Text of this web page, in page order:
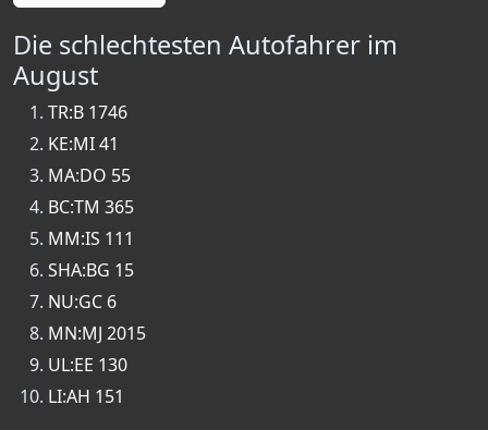
Die schlechtesten Autofahrer im
August
TR:B 1746
KE:MI 41
MA:DO 55
BC:TM 365
MM:IS 111
SHA:BG 15
NU:GC 6
MN:MJ 2015
UL:EE 130
LI:AH 151